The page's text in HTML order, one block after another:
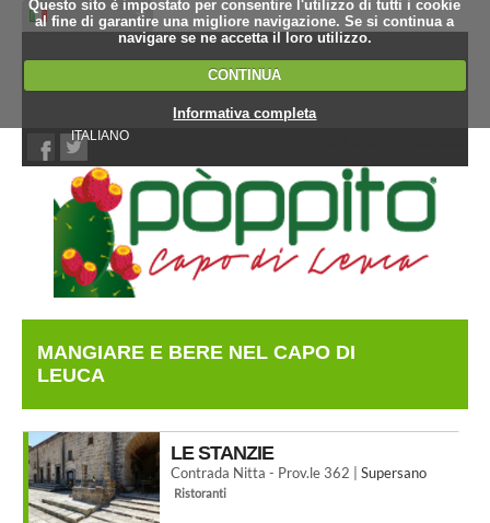
Questo sito è impostato per consentire l'utilizzo di tutti i cookie
al fine di garantire una migliore navigazione. Se si continua a
navigare se ne accetta il loro utilizzo.
CONTINUA
Informativa completa
ITALIANO
MANGIARE E BERE NEL CAPO DI
LEUCA
LE STANZIE
Contrada Nitta - Prov.le 362 | Supersano
Ristoranti